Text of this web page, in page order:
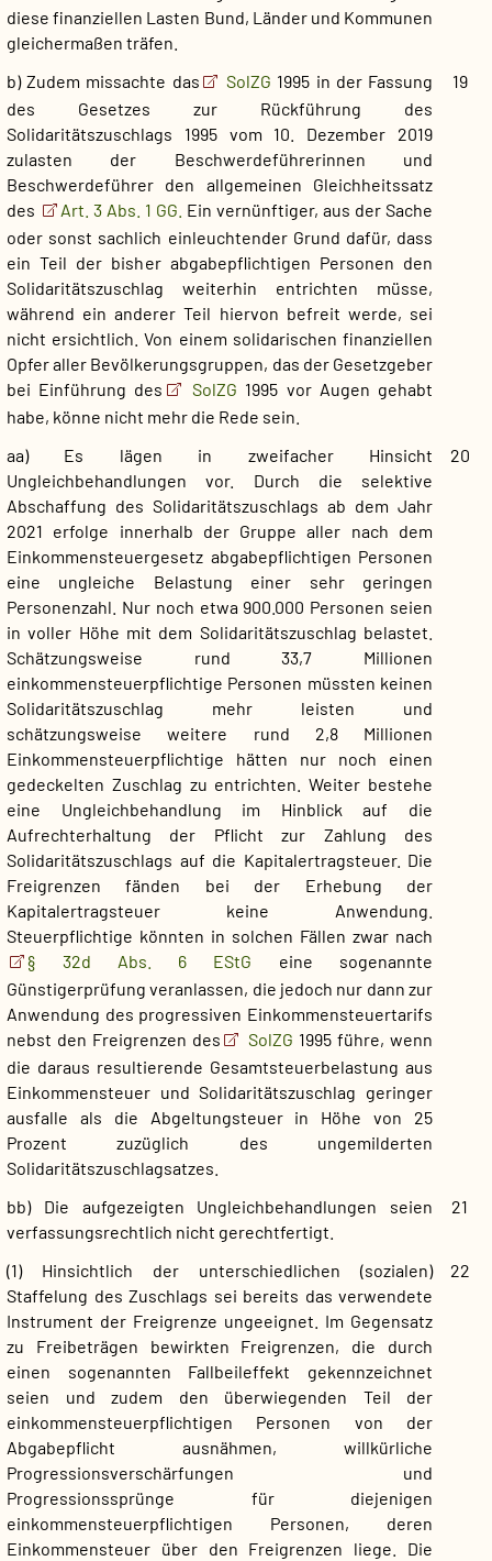
diese finanziellen Lasten Bund, Länder und Kommunen
gleichermaßen träfen.
19
b) Zudem missachte das SolZG 1995 in der Fassung
des Gesetzes zur Rückführung des
Solidaritätszuschlags 1995 vom 10. Dezember 2019
zulasten der Beschwerdeführerinnen und
Beschwerdeführer den allgemeinen Gleichheitssatz
des
Art. 3 Abs. 1 GG. Ein vernünftiger, aus der Sache
oder sonst sachlich einleuchtender Grund dafür, dass
ein Teil der bisher abgabepflichtigen Personen den
Solidaritätszuschlag weiterhin entrichten müsse,
während ein anderer Teil hiervon befreit werde, sei
nicht ersichtlich. Von einem solidarischen finanziellen
Opfer aller Bevölkerungsgruppen, das der Gesetzgeber
bei Einführung des
SolZG 1995 vor Augen gehabt
habe, könne nicht mehr die Rede sein.
20
aa) Es lägen in zweifacher Hinsicht
Ungleichbehandlungen vor. Durch die selektive
Abschaffung des Solidaritätszuschlags ab dem Jahr
2021 erfolge innerhalb der Gruppe aller nach dem
Einkommensteuergesetz abgabepflichtigen Personen
eine ungleiche Belastung einer sehr geringen
Personenzahl. Nur noch etwa 900.000 Personen seien
in voller Höhe mit dem Solidaritätszuschlag belastet.
Schätzungsweise rund 33,7 Millionen
einkommensteuerpflichtige Personen müssten keinen
Solidaritätszuschlag mehr leisten und
schätzungsweise weitere rund 2,8 Millionen
Einkommensteuerpflichtige hätten nur noch einen
gedeckelten Zuschlag zu entrichten. Weiter bestehe
eine Ungleichbehandlung im Hinblick auf die
Aufrechterhaltung der Pflicht zur Zahlung des
Solidaritätszuschlags auf die Kapitalertragsteuer. Die
Freigrenzen fänden bei der Erhebung der
Kapitalertragsteuer keine Anwendung.
Steuerpflichtige könnten in solchen Fällen zwar nach
§ 32d Abs. 6 EStG eine sogenannte
Günstigerprüfung veranlassen, die jedoch nur dann zur
Anwendung des progressiven Einkommensteuertarifs
nebst den Freigrenzen des
SolZG 1995 führe, wenn
die daraus resultierende Gesamtsteuerbelastung aus
Einkommensteuer und Solidaritätszuschlag geringer
ausfalle als die Abgeltungsteuer in Höhe von 25
Prozent zuzüglich des ungemilderten
Solidaritätszuschlagsatzes.
21
bb) Die aufgezeigten Ungleichbehandlungen seien
verfassungsrechtlich nicht gerechtfertigt.
22
(1) Hinsichtlich der unterschiedlichen (sozialen)
Staffelung des Zuschlags sei bereits das verwendete
Instrument der Freigrenze ungeeignet. Im Gegensatz
zu Freibeträgen bewirkten Freigrenzen, die durch
einen sogenannten Fallbeileffekt gekennzeichnet
seien und zudem den überwiegenden Teil der
einkommensteuerpflichtigen Personen von der
Abgabepflicht ausnähmen, willkürliche
Progressionsverschärfungen und
Progressionssprünge für diejenigen
einkommensteuerpflichtigen Personen, deren
Einkommensteuer über den Freigrenzen liege. Die